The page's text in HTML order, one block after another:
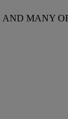
MANY